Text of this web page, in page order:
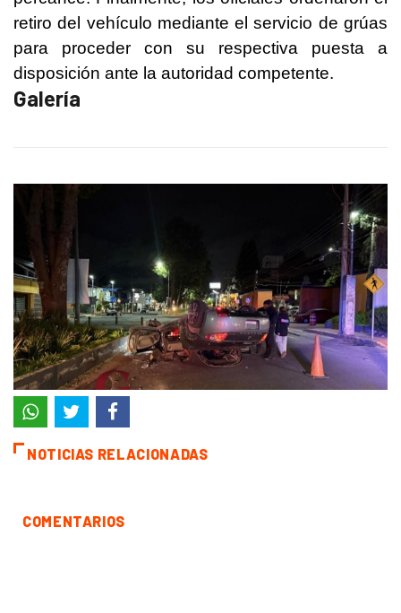
retiro del vehículo mediante el servicio de grúas
para proceder con su respectiva puesta a
disposición ante la autoridad competente.
Galería
NOTICIAS RELACIONADAS
COMENTARIOS